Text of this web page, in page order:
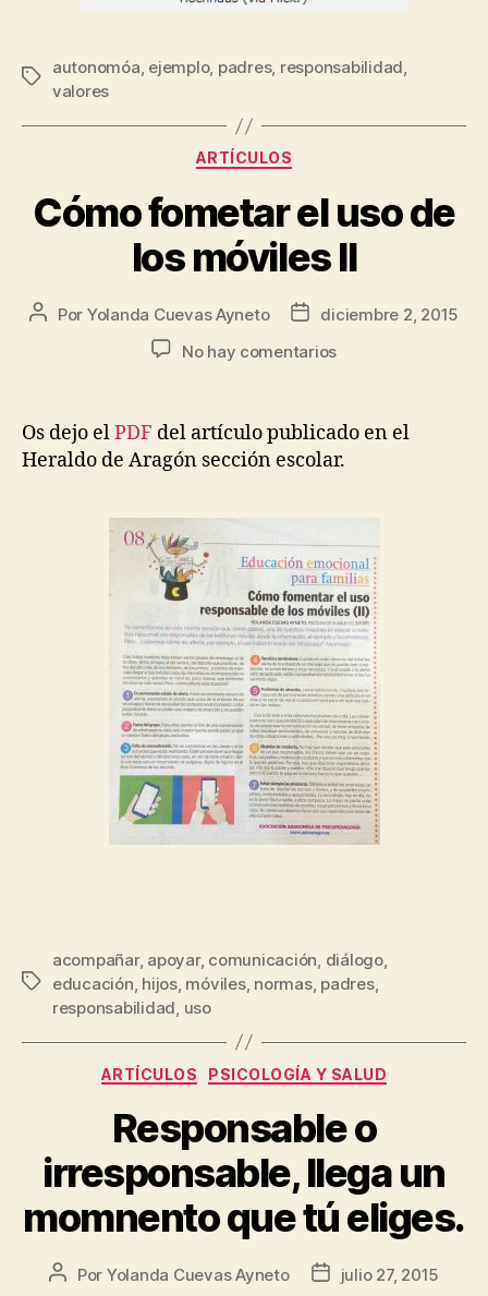
autonomóa, ejemplo, padres, responsabilidad,
valores
ARTÍCULOS
Cómo fometar el uso de
los móviles II
Por Yolanda Cuevas Ayneto
diciembre 2, 2015
No hay comentarios
Os dejo elPDF del artículo publicado en el
Heraldo de Aragón sección escolar.
acompañar, apoyar, comunicación, diálogo,
educación, hijos, móviles, normas, padres,
responsabilidad, uso
ARTÍCULOS PSICOLOGÍA Y SALUD
Responsable o
irresponsable, llega un
momnento que tú eliges.
Por Yolanda Cuevas Ayneto julio 27, 2015